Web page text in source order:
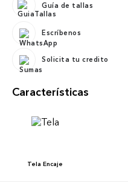
Guía de tallas
Escríbenos
Solicita tu credito
Características
Tela Encaje